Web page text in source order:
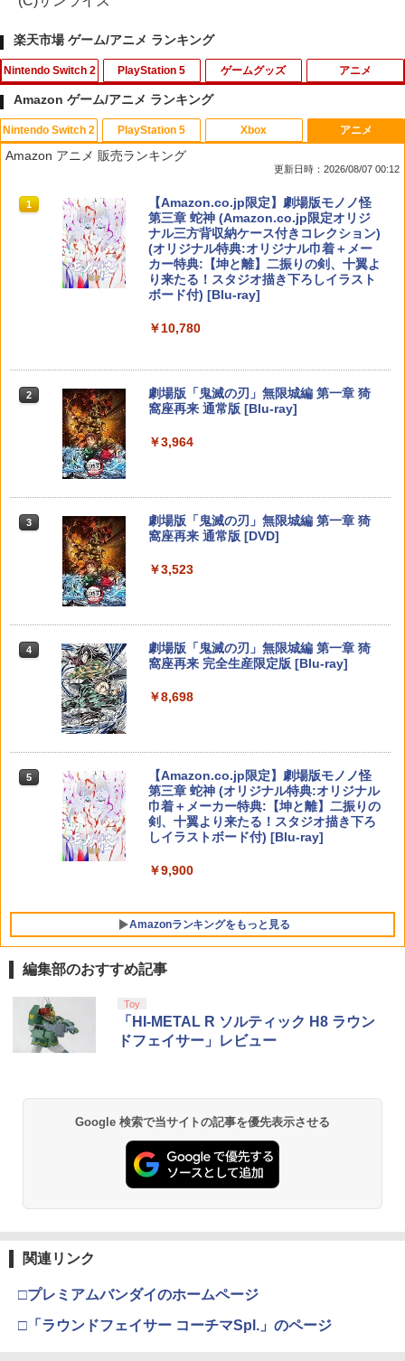
楽天市場 ゲーム/アニメ ランキング
Nintendo Switch 2
1
PlayVital 新型Switch2対応 親指グリッ
プキャップ 4個セット ジョイコン対応シ
リコン素材 快適フィット スイッチ2対応
￥990
【当店独自で＋P10倍★要エントリー】
【新品即納】[ACC][Switch2] まるごと
テンドースイッチ2) メタモン 任天堂ラ
￥6,980
￥7,757
￥8,582
￥11,010
PlayStation 5 ゲームグッズ
1
【中古】四女神オンライン CYBER DIM
ENSION NEPTUNE - PS4
【中古】おいでよ どうぶつの森
￥350
3
【中古】アイドルマスター アニメ& G4
U!パック VOL.4
￥426
4 【中古】カセキホリダー ムゲンギア
5
【中古】アルティメット ヒッツ ドラッ
グ オン ドラグーン2 -封印の紅, 背徳の
アニメ
1
「お隣の天使様にいつの間にか駄目人間
にされていた件2」Vol.3【Blu-ray】 [ 佐
￥7,821
スーパーの裏でヤニ吸うふたり Vol.1【B
lu-ray】 [ 地主 ]
￥8,494
3
【楽天ブックス限定全巻購入特典】春夏
秋冬代行者 春の舞 四（完全生産限定
版）【Blu-ray】(イラスト入りクリアポ
ダー4 種セット) [ 暁佳奈 ]
【楽天ブックス限定先着特典】最終楽章
響け！ユーフォニアム 前編 (数量限定 新
規シーンコンテ集&UHD付き特装版)【Bl
￥12,540
【楽天ブックス限定先着特典+先着特
y】(800p 超！B5 角背上製本 絵コンテブ
ック)(アニメ描きおろしイラスト使用ト
ートバッグ(神威・阿伏兎)+描きおろしミ
ニキャラステッカー) [ 杉田智和 ]
￥14,850
Amazon ゲーム/アニメ ランキング
Nintendo Switch 2
1
スプラトゥーン レイダース|オンライン
コード版
￥5,832
スプラトゥーン レイダース -Switch2
ニンテンドープリペイド番号 9000円|オ
￥9,000
ニンテンドープリペイド番号 5000円|オ
ンラインコード版
PlayStation 5
1
PlayStation 5 デジタル・エディション
日本語専用 Console Language: Japan
ese only (CFI-2200B01)
￥55,000
Beast of Reincarnation -PS5 【特典】
【純正品】DualSense ワイヤレスコン
【純正品】DualSense ワイヤレスコン
￥10,737
Xbox
1
【純正品】Xbox ワイヤレス コントロー
ラー + USB-C® ケーブル
￥8,300
ルコード 【旧 Xbox ギフトカード】 [オ
【純正品】Xbox ワイヤレス コントロー
￥7,681
B-C ケーブル
ラー (カーボンブラック)
アニメ
Amazon アニメ 販売ランキング
更新日時：2026/08/07 00:12
1
【Amazon.co.jp限定】劇場版モノノ怪
第三章 蛇神 (Amazon.co.jp限定オリジ
ナル三方背収納ケース付きコレクション)
(オリジナル特典:オリジナル巾着＋メー
カー特典:【坤と離】二振りの剣、十翼よ
り来たる！スタジオ描き下ろしイラスト
ボード付) [Blu-ray]
￥10,780
2
劇場版「鬼滅の刃」無限城編 第一章 猗
窩座再来 通常版 [Blu-ray]
￥3,964
3
劇場版「鬼滅の刃」無限城編 第一章 猗
窩座再来 通常版 [DVD]
￥3,523
4
劇場版「鬼滅の刃」無限城編 第一章 猗
窩座再来 完全生産限定版 [Blu-ray]
￥8,698
5
【Amazon.co.jp限定】劇場版モノノ怪
第三章 蛇神 (オリジナル特典:オリジナル
巾着＋メーカー特典:【坤と離】二振りの
剣、十翼より来たる！スタジオ描き下ろ
しイラストボード付) [Blu-ray]
￥9,900
Amazonランキングをもっと見る
編集部のおすすめ記事
Toy
「HI-METAL R ソルティック H8 ラウン
ドフェイサー」レビュー
Google 検索で当サイトの記事を優先表示させる
関連リンク
□プレミアムバンダイのホームページ
□「ラウンドフェイサー コーチマSpl.」のページ